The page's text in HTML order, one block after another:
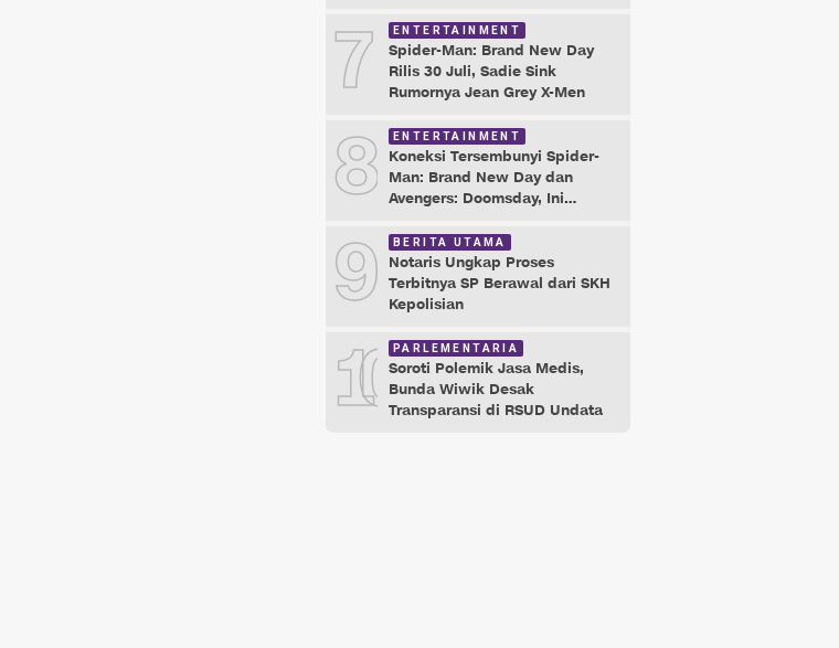
7 ENTERTAINMENT
Spider-Man: Brand New Day
Rilis 30 Juli, Sadie Sink
Rumornya Jean Grey X-Men
8 ENTERTAINMENT
Koneksi Tersembunyi Spider-
Man: Brand New Day dan
Avengers: Doomsday, Ini
9 BERITA UTAMA
Notaris Ungkap Proses
Terbitnya SP Berawal dari SKH
Kepolisian
10 PARLEMENTARIA
Soroti Polemik Jasa Medis,
Bunda Wiwik Desak
Transparansi di RSUD Undata